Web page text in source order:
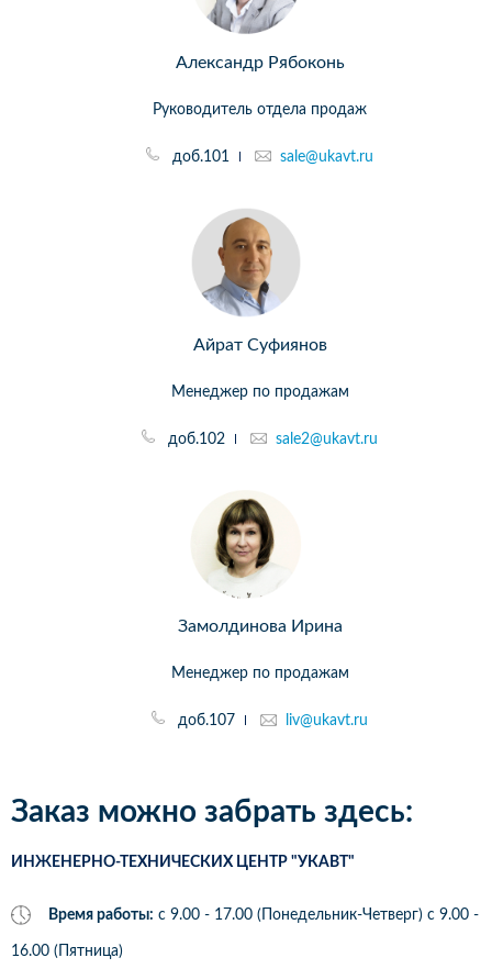
Александр Рябоконь
Руководитель отдела продаж
доб.101 sale@ukavt.ru
Айрат Суфиянов
Менеджер по продажам
доб.102 sale2@ukavt.ru
Замолдинова Ирина
Менеджер по продажам
доб.107 liv@ukavt.ru
Заказ можно забрать здесь:
ИНЖЕНЕРНО-ТЕХНИЧЕСКИХ ЦЕНТР "УКАВТ"
Время работы: с 9.00 - 17.00 (Понедельник-Четверг) c 9.00 -
16.00 (Пятница)